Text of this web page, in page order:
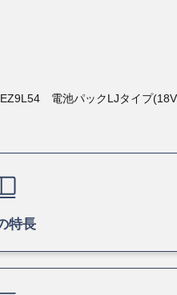
電池パックLJタイプ
特長